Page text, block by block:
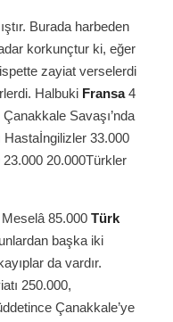
Burada harbeden
korkunçtur ki, eğer
zayiat verselerdi
Halbuki Fransa4
Savaşı’nda
Hastaİngilizler 33.000
23.000 20.000Türkler
Meselâ 85.000 Türk
başka iki
da vardır.
250.000,
Çanakkale’ye